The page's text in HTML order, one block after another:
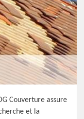
Couverture assure
et la